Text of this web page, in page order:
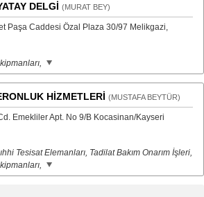
DELGİ (MURAT BEY)
Paşa Caddesi Özal Plaza 30/97 Melikgazi,
HİZMETLERİ (MUSTAFA BEYTÜR)
Emekliler Apt. No 9/B Kocasinan/Kayseri
Tesisat Elemanları, Tadilat Bakım Onarım İşleri,